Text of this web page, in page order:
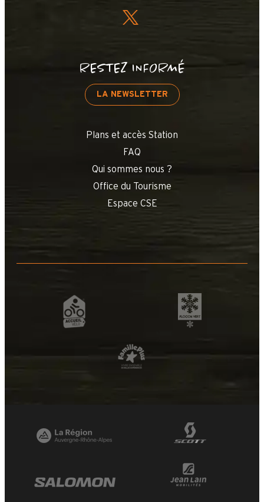
RESTEZ INFORMÉ
LA NEWSLETTER
Plans et accès Station
FAQ
Qui sommes nous ?
Office du Tourisme
Espace CSE